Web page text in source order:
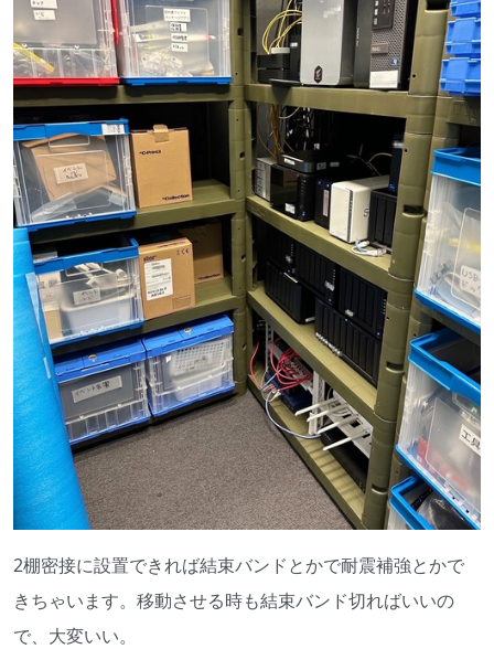
2棚密接に設置できれば結束バンドとかで耐震補強とかで
きちゃいます。移動させる時も結束バンド切ればいいの
で、大変いい。